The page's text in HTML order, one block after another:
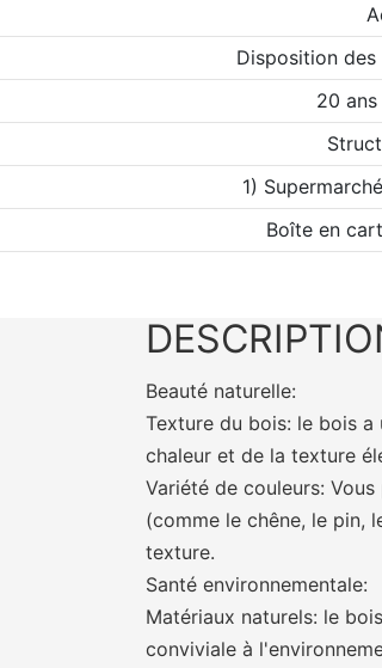
Disposition
20
1)
Boîte en
Beauté naturelle:
Texture du bois: le bois
chaleur et de la texture
Variété de couleurs:
(comme le chêne, le pin,
texture.
Santé environnementale:
Matériaux naturels: le
conviviale à